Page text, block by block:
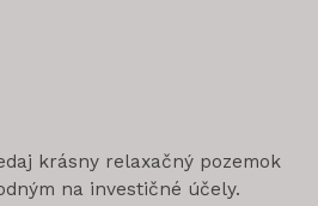
krásny relaxačný pozemok
na investičné účely.